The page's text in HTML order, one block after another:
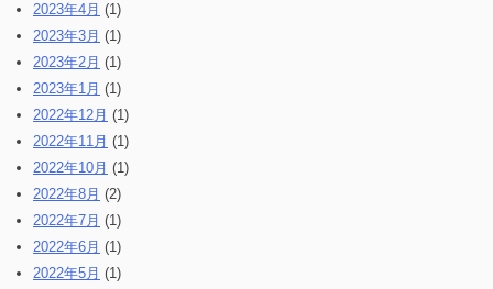
2023年4月 (1)
2023年3月 (1)
2023年2月 (1)
2023年1月 (1)
2022年12月 (1)
2022年11月 (1)
2022年10月 (1)
2022年8月 (2)
2022年7月 (1)
2022年6月 (1)
2022年5月 (1)